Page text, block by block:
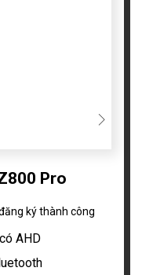
Pro
ký thành công
AHD